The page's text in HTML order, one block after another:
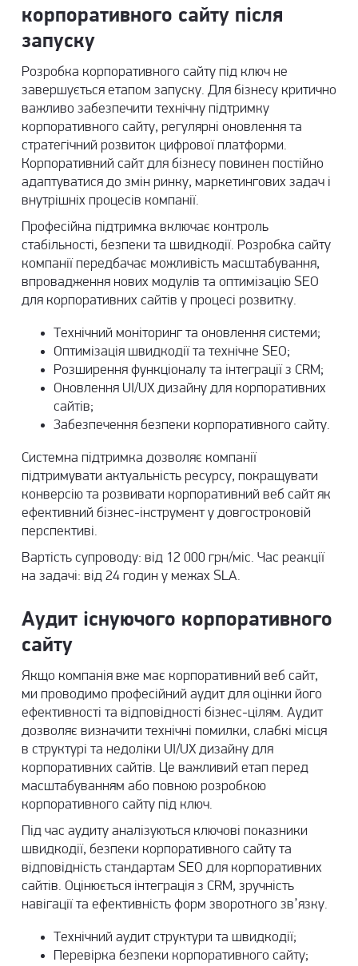
корпоративного сайту після
запуску
Розробка корпоративного сайту під ключ не
завершується етапом запуску. Для бізнесу критично
важливо забезпечити технічну підтримку
корпоративного сайту, регулярні оновлення та
стратегічний розвиток цифрової платформи.
Корпоративний сайт для бізнесу повинен постійно
адаптуватися до змін ринку, маркетингових задач і
внутрішніх процесів компанії.
Професійна підтримка включає контроль
стабільності, безпеки та швидкодії. Розробка сайту
компанії передбачає можливість масштабування,
впровадження нових модулів та оптимізацію SEO
для корпоративних сайтів у процесі розвитку.
Технічний моніторинг та оновлення системи;
Оптимізація швидкодії та технічне SEO;
Розширення функціоналу та інтеграції з CRM;
Оновлення UI/UX дизайну для корпоративних
сайтів;
Забезпечення безпеки корпоративного сайту.
Системна підтримка дозволяє компанії
підтримувати актуальність ресурсу, покращувати
конверсію та розвивати корпоративний веб сайт як
ефективний бізнес-інструмент у довгостроковій
перспективі.
Вартість супроводу: від 12 000 грн/міс. Час реакції
на задачі: від 24 годин у межах SLA.
Аудит існуючого корпоративного
сайту
Якщо компанія вже має корпоративний веб сайт,
ми проводимо професійний аудит для оцінки його
ефективності та відповідності бізнес-цілям. Аудит
дозволяє визначити технічні помилки, слабкі місця
в структурі та недоліки UI/UX дизайну для
корпоративних сайтів. Це важливий етап перед
масштабуванням або повною розробкою
корпоративного сайту під ключ.
Під час аудиту аналізуються ключові показники
швидкодії, безпеки корпоративного сайту та
відповідність стандартам SEO для корпоративних
сайтів. Оцінюється інтеграція з CRM, зручність
навігації та ефективність форм зворотного зв’язку.
Технічний аудит структури та швидкодії;
Перевірка безпеки корпоративного сайту;